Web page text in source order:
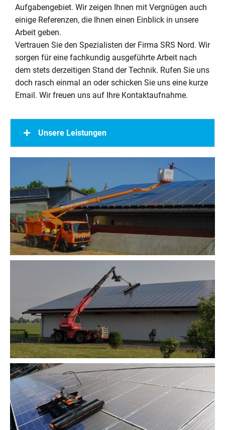
Aufgabengebiet. Wir zeigen Ihnen mit Vergnügen auch
einige Referenzen, die Ihnen einen Einblick in unsere
Arbeit geben.
Vertrauen Sie den Spezialisten der Firma SRS Nord. Wir
sorgen für eine fachkundig ausgeführte Arbeit nach
dem stets derzeitigen Stand der Technik. Rufen Sie uns
doch rasch einmal an oder schicken Sie uns eine kurze
Email. Wir freuen uns auf Ihre Kontaktaufnahme.
Unsere Leistungen